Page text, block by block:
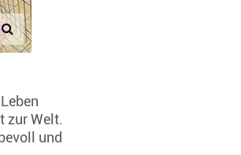
zur Welt.
und